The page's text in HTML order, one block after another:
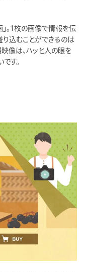
」。1枚の画像で情報を伝
込むことができるのは
像は、ハッと人の眼を
す。